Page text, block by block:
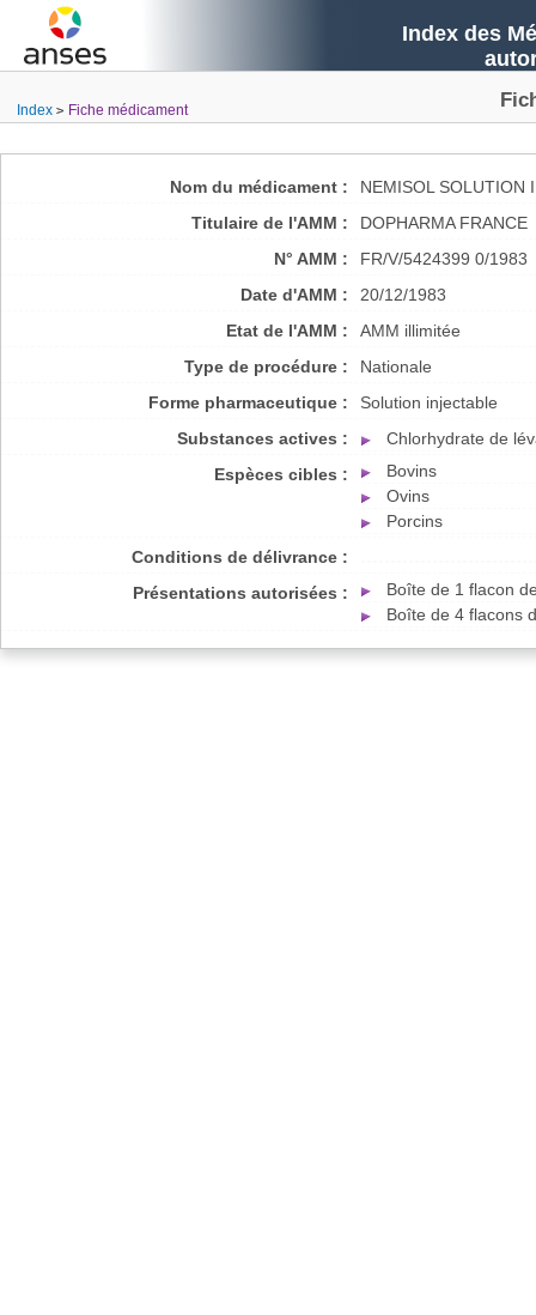
Index des
Index Fiche médicament
Nom du médicament :
NEMISOL SOLUTION
Titulaire de l'AMM :
DOPHARMA FRANCE
N° AMM :
FR/V/5424399 0/1983
Date d'AMM :
20/12/1983
Etat de l'AMM :
AMM illimitée
Type de procédure :
Nationale
Forme pharmaceutique :
Solution injectable
Substances actives :
Chlorhydrate de
Espèces cibles :
Bovins
Ovins
Porcins
Conditions de délivrance :
Présentations autorisées :
Boîte de 1 flacon
Boîte de 4 flacons